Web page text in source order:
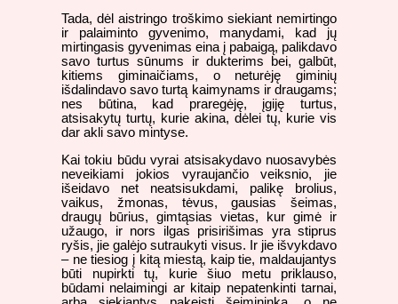
Tada, dėl aistringo troškimo siekiant nemirtingo
ir palaiminto gyvenimo, manydami, kad jų
mirtingasis gyvenimas eina į pabaigą, palikdavo
savo turtus sūnums ir dukterims bei, galbūt,
kitiems giminaičiams, o neturėję giminių
išdalindavo savo turtą kaimynams ir draugams;
nes būtina, kad praregėję, įgiję turtus,
atsisakytų turtų, kurie akina, dėlei tų, kurie vis
dar akli savo mintyse.
Kai tokiu būdu vyrai atsisakydavo nuosavybės
neveikiami jokios vyraujančio veiksnio, jie
išeidavo net neatsisukdami, palikę brolius,
vaikus, žmonas, tėvus, gausias šeimas,
draugų būrius, gimtąsias vietas, kur gimė ir
užaugo, ir nors ilgas prisirišimas yra stiprus
ryšis, jie galėjo sutraukyti visus. Ir jie išvykdavo
– ne tiesiog į kitą miestą, kaip tie, maldaujantys
būti nupirkti tų, kurie šiuo metu priklauso,
būdami nelaimingi ar kitaip nepatenkinti tarnai,